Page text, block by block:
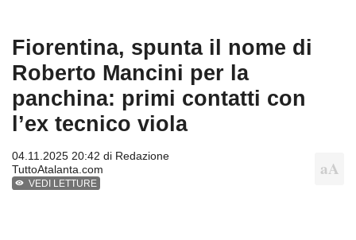
Fiorentina, spunta il nome di
Roberto Mancini per la
panchina: primi contatti con
l’ex tecnico viola
04.11.2025 20:42 di Redazione
TuttoAtalanta.com
VEDI LETTURE